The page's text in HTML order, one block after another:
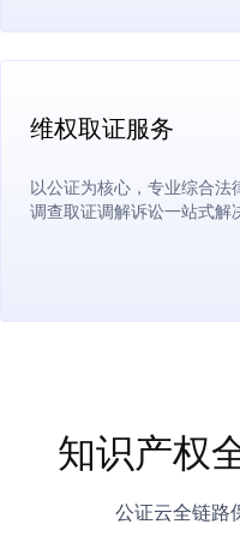
维权取证服务
以公证为核心，专业综合法
调查取证调解诉讼一站式解
知识产权
公证云全链路